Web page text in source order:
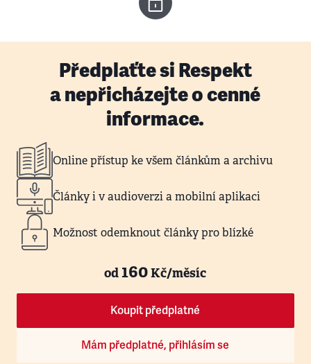
Předplaťte si Respekt
a nepřicházejte o cenné
informace.
Online přístup ke všem článkům a archivu
Články i v audioverzi a mobilní aplikaci
Možnost odemknout články pro blízké
od160Kč/měsíc
Koupit předplatné
Mám předplatné, přihlásím se